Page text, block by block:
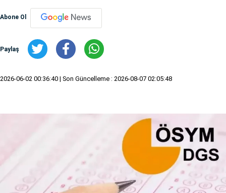
Abone Ol
Paylaş
2026-06-02 00:36:40 | Son Güncelleme : 2026-08-07 02:05:48